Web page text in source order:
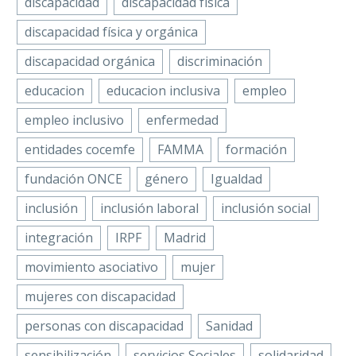
promover la
igualdad…
Española de Personas
con Discapacidad
Física y Orgánica
(COCEMFE) ha
lanzado hoy el
Programa de
Vacaciones 2020, el…
Facebook
LinkedIn
WhatsApp
Compartir
La Federación de
Asociaciones de
Personas con
Discapacidad Física
y Orgánica de la
Comunidad de
Madrid, (FAMMA
COCEMFE Madrid)
ha…
discapacidad física y orgánica
discapacidad orgánica
discriminación
educacion
educacion inclusiva
empleo
empleo inclusivo
enfermedad
entidades cocemfe
FAMMA
formación
fundación ONCE
género
Igualdad
inclusión
inclusión laboral
inclusión social
integración
IRPF
Madrid
movimiento asociativo
mujer
mujeres con discapacidad
personas con discapacidad
Sanidad